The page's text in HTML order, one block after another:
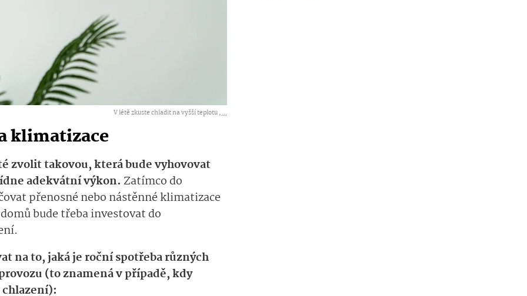
V létě zkuste chladit na vyšší teplotu ,...
klimatizace
zvolit takovou, která bude vyhovovat
adekvátní výkon. Zatímco do
přenosné nebo nástěnné klimatizace
bude třeba investovat do
na to, jaká je roční spotřeba různých
(to znamená v případě, kdy